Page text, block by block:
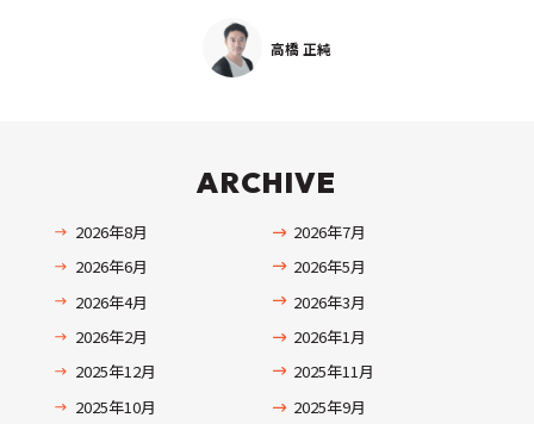
高橋 正純
ARCHIVE
2026年8月
2026年7月
2026年6月
2026年5月
2026年4月
2026年3月
2026年2月
2026年1月
2025年12月
2025年11月
2025年10月
2025年9月